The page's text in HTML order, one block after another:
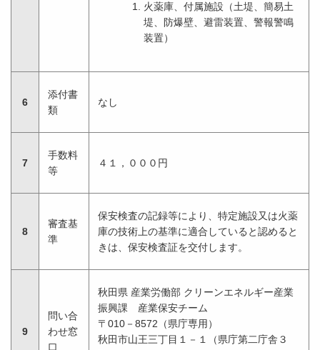
火薬庫、付属施設（土堤、簡易土
堤、防爆壁、避雷装置、警報警鳴
装置）
6
添付書
類
なし
7
手数料
等
４１，０００円
8
審査基
準
保安検査の記録等により、特定施設又は火薬
庫の技術上の基準に適合していると認めると
きは、保安検査証を交付します。
9
問い合
わせ窓
口
秋田県 産業労働部 クリーンエネルギー産業
振興課 産業保安チーム
〒010－8572（県庁専用）
秋田市山王三丁目１－１（県庁第二庁舎３